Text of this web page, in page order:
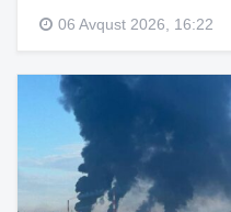
06 Avqust 2026, 16:22